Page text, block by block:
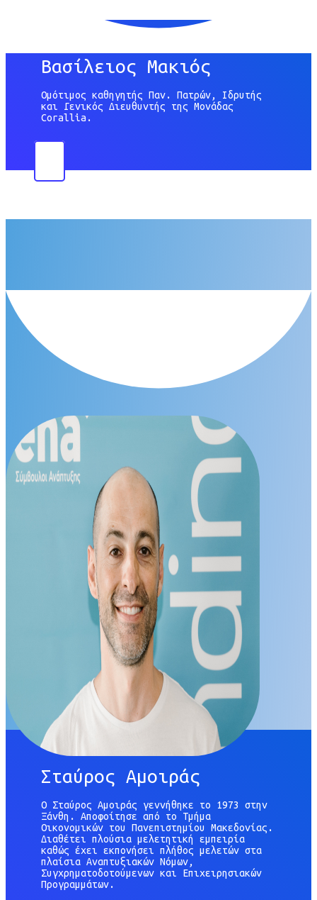
Βασίλειος Μακιός
Ομότιμος καθηγητής Παν. Πατρών, Iδρυτής
και Γενικός Διευθυντής της Μονάδας
Corallia.
Σταύρος Αμοιράς
Ο Σταύρος Αμοιράς γεννήθηκε το 1973 στην
Ξάνθη. Αποφοίτησε από το Τμήμα
Οικονομικών του Πανεπιστημίου Μακεδονίας.
Διαθέτει πλούσια μελετητική εμπειρία
καθώς έχει εκπονήσει πλήθος μελετών στα
πλαίσια Αναπτυξιακών Νόμων,
Συγχρηματοδοτούμενων και Επιχειρησιακών
Προγραμμάτων.